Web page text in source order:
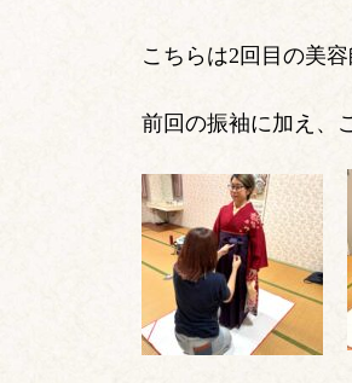
こちらは2回目の美
前回の振袖に加え、